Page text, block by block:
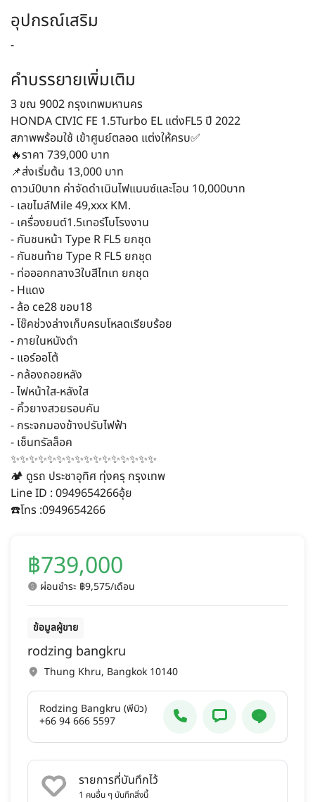
อุปกรณ์เสริม
-
คำบรรยายเพิ่มเติม
3 ขณ 9002 กรุงเทพมหานคร
HONDA CIVIC FE 1.5Turbo EL แต่งFL5 ปี 2022
สภาพพร้อมใช้ เข้าศูนย์ตลอด แต่งให้ครบ✅
🔥ราคา 739,000 บาท
📌ส่งเริ่มต้น 13,000 บาท
ดาวน์0บาท ค่าจัดดำเนินไฟแนนซ์และโอน 10,000บาท
- เลขไมล์Mile 49,xxx KM.
- เครื่องยนต์1.5เทอร์โบโรงงาน
- กันชนหน้า Type R FL5 ยกชุด
- กันชนท้าย Type R FL5 ยกชุด
- ท่อออกกลาง3ใบสีไทเท ยกชุด
- Hแดง
- ล้อ ce28 ขอบ18
- โช๊คช่วงล่างเก็บครบโหลดเรียบร้อย
- ภายในหนังดำ
- แอร์ออโต้
- กล้องถอยหลัง
- ไฟหน้าใส-หลังใส
- คิ้วยางสวยรอบคัน
- กระจกมองข้างปรับไฟฟ้า
- เซ็นทรัลล็อค
✨✨✨✨✨✨✨✨✨✨✨✨✨✨✨✨
🏕️ ดูรถ ประชาอุทิศ ทุ่งครุ กรุงเทพ
Line ID : 0949654266อุ้ย
☎️โทร :0949654266
฿739,000
ผ่อนชำระ ฿9,575/เดือน
ข้อมูลผู้ขาย
rodzing bangkru
Thung Khru, Bangkok 10140
Rodzing Bangkru (พี่บิว)
+66 94 666 5597
รายการที่บันทึกไว้
1 คนอื่น ๆ บันทึกสิ่งนี้